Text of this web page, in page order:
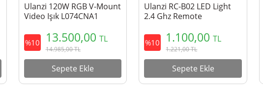
Ulanzi 120W RGB V-Mount
Video Işık L074CNA1
%10 13.500,00 TL
14.985,00TL
Sepete Ekle
Ulanzi RC-B02 LED Light
2.4 Ghz Remote
%10 1.100,00TL
1.221,00TL
Sepete Ekle